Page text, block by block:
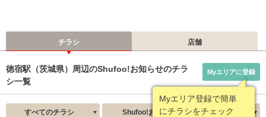
チラシ 店舗
徳宿駅（茨城県）周辺のShufoo!お知らせのチラ
シ一覧
Myエリア登録で簡単
にチラシをチェック
Myエリアに登録
すべてのチラシ Shufoo!お知らせ 新着順